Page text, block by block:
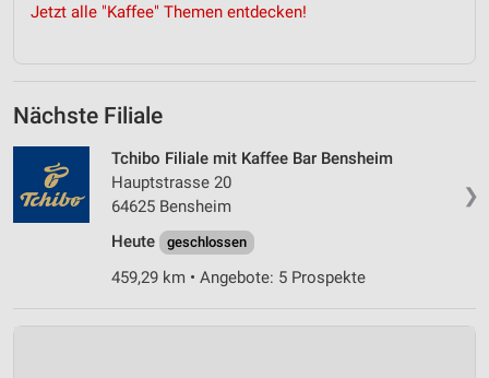
Jetzt alle "Kaffee" Themen entdecken!
Nächste Filiale
❯
Tchibo Filiale mit Kaffee Bar Bensheim
Hauptstrasse 20
64625 Bensheim
Heute
geschlossen
459,29 km • Angebote: 5 Prospekte